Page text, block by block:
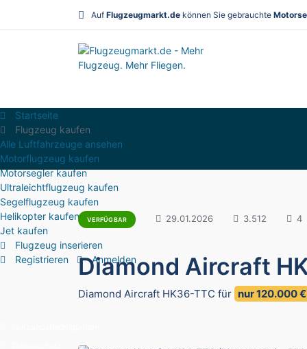
Auf Flugzeugmarkt.de können Sie gebrauchte
Startseite
Flugzeug kaufen
Alle Luftfahrzeuge ansehen
Motorflugzeug kaufen
Motorsegler kaufen
Ultraleichtflugzeug kaufen
Segelflugzeug kaufen
Helikopter kaufen
Jet kaufen
Flugzeug inserieren
Registrieren
Anmelden
VERFÜGBAR 29.01.2026 3.512 4
Diamond Aircraft
Diamond Aircraft HK36-TTC für nur 120.000 €